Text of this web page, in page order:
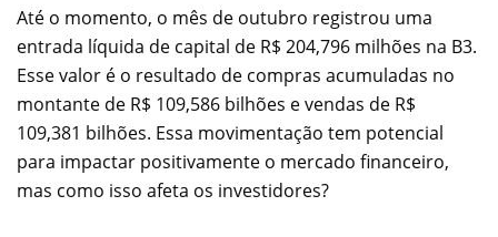
Até o momento, o mês de outubro registrou uma
entrada líquida de capital de R$ 204,796 milhões na B3.
Esse valor é o resultado de compras acumuladas no
montante de R$ 109,586 bilhões e vendas de R$
109,381 bilhões. Essa movimentação tem potencial
para impactar positivamente o mercado financeiro,
mas como isso afeta os investidores?